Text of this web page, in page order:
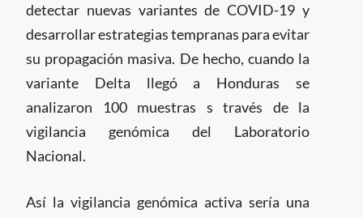
detectar nuevas variantes de COVID-19 y
desarrollar estrategias tempranas para evitar
su propagación masiva. De hecho, cuando la
variante Delta llegó a Honduras se
analizaron 100 muestras s través de la
vigilancia genómica del Laboratorio
Nacional.
Así la vigilancia genómica activa sería una